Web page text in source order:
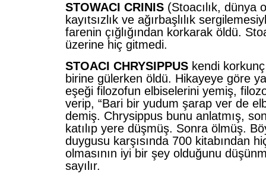
STOWACI CRINIS (Stoacılık, dünya
kayıtsızlık ve ağırbaşlılık
farenin çığlığından korkarak öldü.
üzerine hiç gitmedi.
STOACI CHRYSIPPUS kendi
birine gülerken öldü. Hikayeye göre
eşeği filozofun elbiselerini yemiş,
verip, “Bari bir yudum şarap ver de
demiş. Chrysippus bunu anlatmış,
katılıp yere düşmüş. Sonra ölmüş.
duygusu karşısında 700 kitabından
olmasının iyi bir şey olduğunu
sayılır.